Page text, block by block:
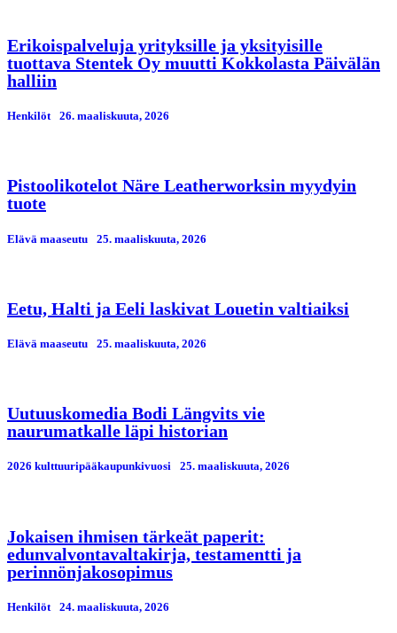
Erikoispalveluja yrityksille ja yksityisille
tuottava Stentek Oy muutti Kokkolasta Päivälän
halliin
Henkilöt 26. maaliskuuta, 2026
Pistoolikotelot Näre Leatherworksin myydyin
tuote
Elävä maaseutu 25. maaliskuuta, 2026
Eetu, Halti ja Eeli laskivat Louetin valtiaiksi
Elävä maaseutu 25. maaliskuuta, 2026
Uutuuskomedia Bodi Längvits vie
naurumatkalle läpi historian
2026 kulttuuripääkaupunkivuosi 25. maaliskuuta, 2026
Jokaisen ihmisen tärkeät paperit:
edunvalvontavaltakirja, testamentti ja
perinnönjakosopimus
Henkilöt 24. maaliskuuta, 2026